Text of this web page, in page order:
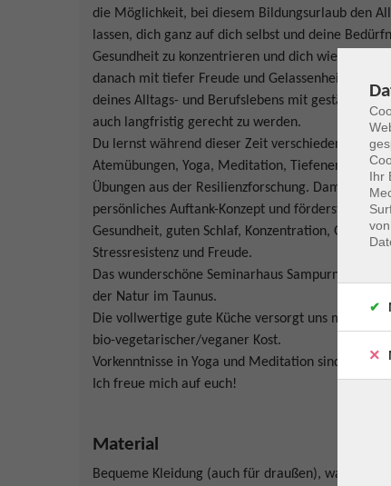
die Möglichkeit, bei diesem Bildungsurlaub den
lassen, dich ganz auf dich selbst und deine
Gesundheit zu konzentrieren und dich wieder voll
danach mit tiefer Freude und Gelassenheit den
deines Alltags- und Berufslebens mit gestärktem
auch langfristig gerecht zu werden.
Du lernst während dieser Zeit verschiedene
Atemübungen, Yoga, Meditation,
Übungen aus der Resilienzforschung. Damit
persönliches Auftank-Konzept und förderst auch
Gesundheit, guten Schlaf, Konzentration,
Stressresistenz und Freude.
Das wunderschöne Seminarhaus Sampurna
der Natur im Taunus.
Die vollwertige gute Küche versorgt uns mit
bio-vegetarischer/veganer Kost.
Vorkenntnisse in Yoga und Meditation sind nicht
Ich freue mich auf euch!
Material
Bequeme Kleidung (auch für draußen), warme
Ihr